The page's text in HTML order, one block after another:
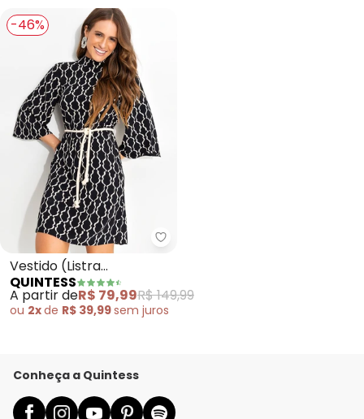
-46%
Quintess - Vestido (Listra
Vestido (Listra
Desconstruída) em
Malha de Viscose
QUINTESS
A partir deR$ 79,99R$ 149,99
ou 2xde R$ 39,99sem juros
Conheça a Quintess